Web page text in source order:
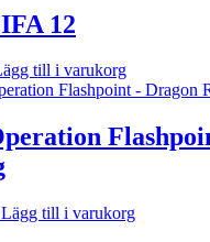
12
till i varukorg
Lägg till i varukorg